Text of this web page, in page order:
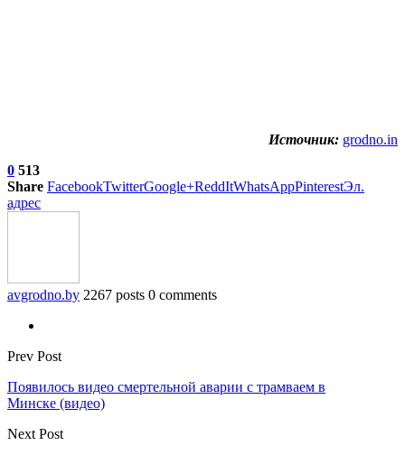
Источник: grodno.in
0 513
Share FacebookTwitterGoogle+ReddItWhatsAppPinterestЭл.
адрес
avgrodno.by 2267 posts 0 comments
Prev Post
Появилось видео смертельной аварии с трамваем в
Минске (видео)
Next Post